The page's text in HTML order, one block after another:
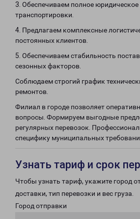
3. Обеспечиваем полное
транспортировки.
4. Предлагаем комплексные
постоянных клиентов.
5. Обеспечиваем стабильность
сезонных факторов.
Соблюдаем строгий график
ремонтов.
Филиал в городе позволяет
вопросы. Формируем выгодные
регулярных перевозок.
специфику муниципальных
Узнать тариф и срок
Чтобы узнать тариф, укажите город
доставки, тип перевозки и вес груза.
Город отправки